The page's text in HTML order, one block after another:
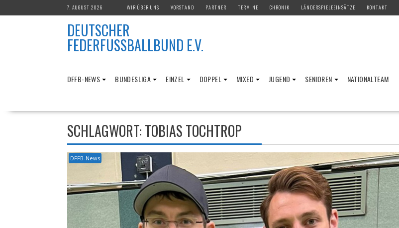
to
7. AUGUST 2026 WIR ÜBER UNS VORSTAND PARTNER TERMINE CHRONIK LÄNDERSPIELEEINSÄTZE KONTAKT
DEUTSCHER
FEDERFUSSBALLBUND E.V.
DFFB-NEWS BUNDESLIGA EINZEL DOPPEL MIXED JUGEND SENIOREN NATIONALTEAM
SCHLAGWORT:TOBIAS TOCHTROP
DFFB-News